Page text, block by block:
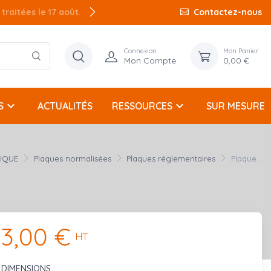
traitées le 17 août. Contactez-nous
Connexion
Mon Compte
Mon Panier
0,00 €
keyboard_arrow_down ACTUALITÉS RESSOURCES keyboard_arrow_down SUR MESURE
Plaques normalisées Plaques réglementaires Plaque...
3,00 € HT
DIMENSIONS :